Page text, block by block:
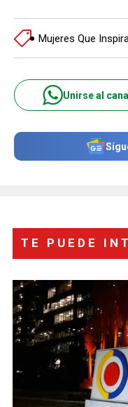
Mujeres Que
Unirse al
TE PUEDE